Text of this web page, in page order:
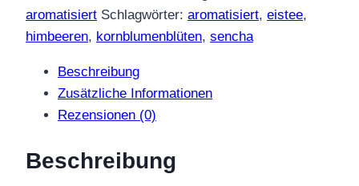
Himbeertörtchen
Menge
aromatisiert Schlagwörter: aromatisiert, eistee,
himbeeren, kornblumenblüten, sencha
Beschreibung
Zusätzliche Informationen
Rezensionen (0)
Beschreibung